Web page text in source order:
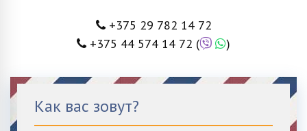
+375 29 782 14 72
+375 44 574 14 72 ( )